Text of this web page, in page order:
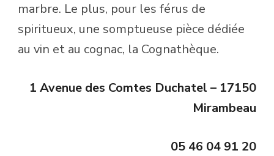
marbre. Le plus, pour les férus de
spiritueux, une somptueuse pièce dédiée
au vin et au cognac, la Cognathèque.
1 Avenue des Comtes Duchatel – 17150
Mirambeau
05 46 04 91 20